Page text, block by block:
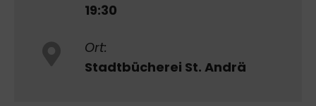
19:30
Ort:
Stadtbücherei St. Andrä